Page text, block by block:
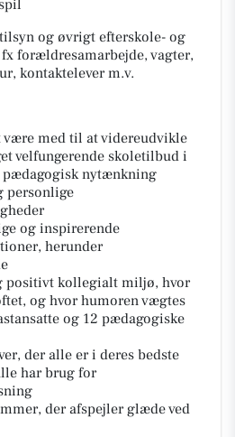
og øvrigt efterskole- og
fx forældresamarbejde, vagter,
kontaktelever m.v.
med til at videreudvikle
velfungerende skoletilbud i
pædagogisk nytænkning
personlige
og inspirerende
herunder
positivt kollegialt miljø, hvor
og hvor humoren vægtes
og 12 pædagogiske
der alle er i deres bedste
har brug for
der afspejler glæde ved